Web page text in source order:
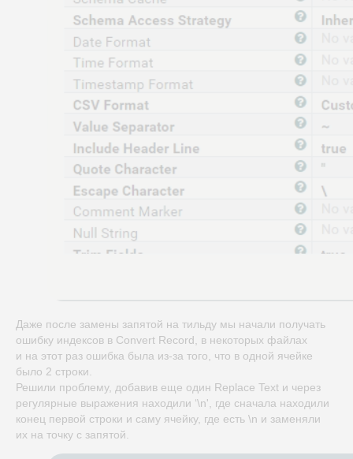
Даже после замены запятой на тильду мы начали получать
ошибку индексов в Convert Record, в некоторых файлах
и на этот раз ошибка была из-за того, что в одной ячейке
было 2 строки.
Решили проблему, добавив еще один Replace Text и через
регулярные выражения находили ‘\n', где сначала находили
конец первой строки и саму ячейку, где есть \n и заменяли
их на точку с запятой.